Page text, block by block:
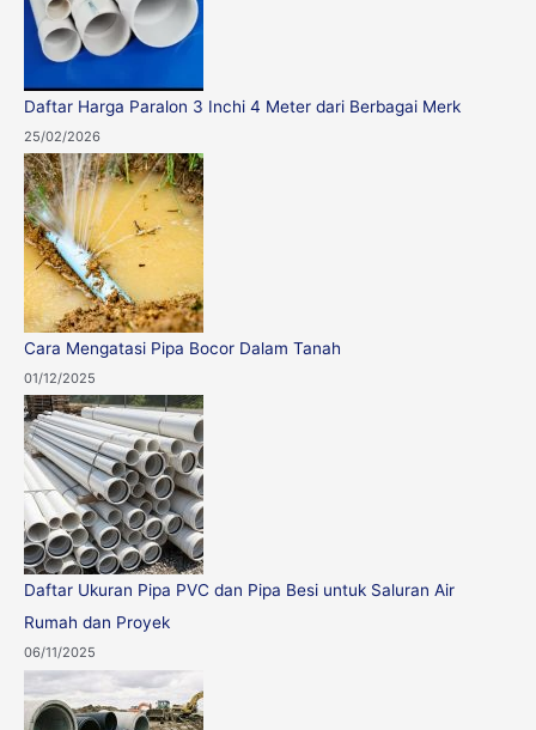
Daftar Harga Paralon 3 Inchi 4 Meter dari Berbagai Merk
25/02/2026
Cara Mengatasi Pipa Bocor Dalam Tanah
01/12/2025
Daftar Ukuran Pipa PVC dan Pipa Besi untuk Saluran Air
Rumah dan Proyek
06/11/2025